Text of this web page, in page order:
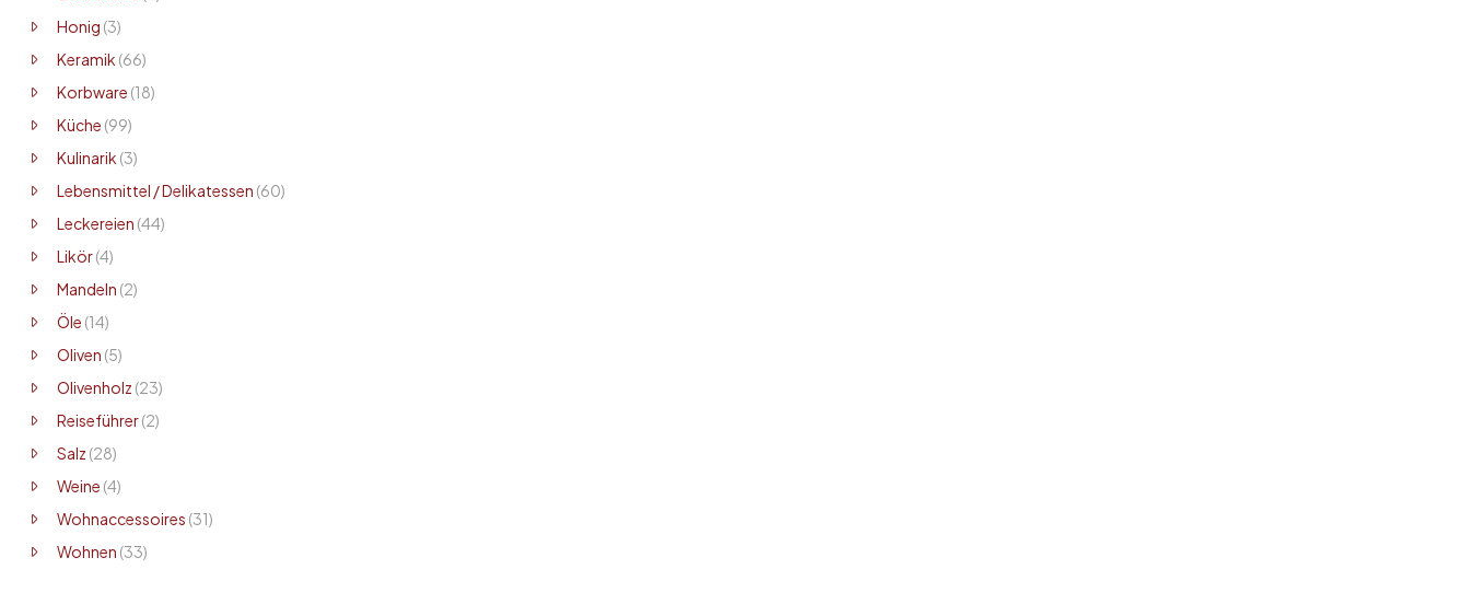
Honig (3)
Keramik (66)
Korbware (18)
Küche (99)
Kulinarik (3)
Lebensmittel / Delikatessen (60)
Leckereien (44)
Likör(4)
Mandeln (2)
Öle (14)
Oliven (5)
Olivenholz (23)
Reiseführer(2)
Salz (28)
Weine (4)
Wohnaccessoires (31)
Wohnen (33)